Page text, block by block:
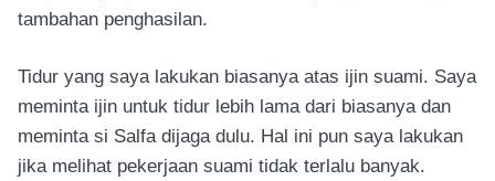
tambahan penghasilan.
Tidur yang saya lakukan biasanya atas ijin suami. Saya
meminta ijin untuk tidur lebih lama dari biasanya dan
meminta si Salfa dijaga dulu. Hal ini pun saya lakukan
jika melihat pekerjaan suami tidak terlalu banyak.